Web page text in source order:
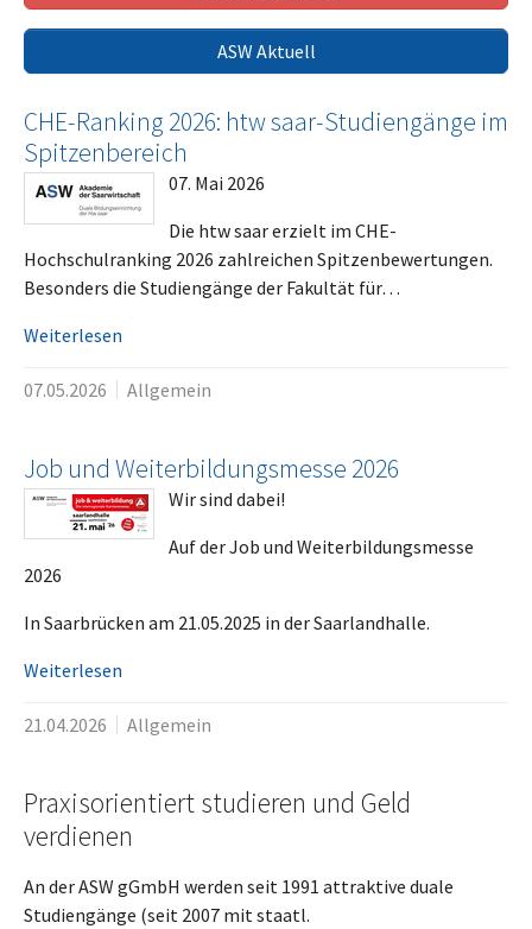
ASW Aktuell
CHE-Ranking 2026: htw saar-Studiengänge im
Spitzenbereich
07. Mai 2026
Die htw saar erzielt im CHE-
Hochschulranking 2026 zahlreichen Spitzenbewertungen.
Besonders die Studiengänge der Fakultät für…
Weiterlesen
07.05.2026 Allgemein
Job und Weiterbildungsmesse 2026
Wir sind dabei!
Auf der Job und Weiterbildungsmesse
2026
In Saarbrücken am 21.05.2025 in der Saarlandhalle.
Weiterlesen
21.04.2026 Allgemein
Praxisorientiert studieren und Geld
verdienen
An der ASW gGmbH werden seit 1991 attraktive duale
Studiengänge (seit 2007 mit staatl.